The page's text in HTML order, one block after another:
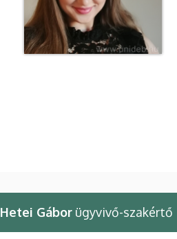
Hetei Gábor ügyvivő-szakértő